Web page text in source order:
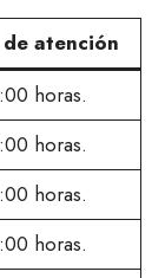
atención
horas.
horas.
horas.
horas.